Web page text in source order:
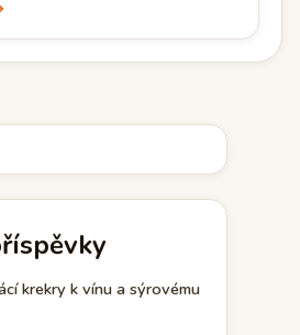
krekry k vínu a sýrovému